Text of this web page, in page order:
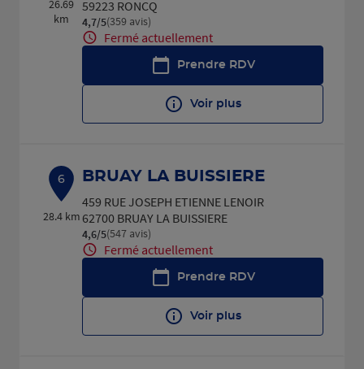
26.69
km
59223 RONCQ
4,7/5Note de 4.7 sur 5
(359 avis)
Fermé actuellement
Prendre RDV
Voir plus
6
28.4 km
BRUAY LA BUISSIERE
459 RUE JOSEPH ETIENNE LENOIR
62700 BRUAY LA BUISSIERE
4,6/5Note de 4.6 sur 5
(547 avis)
Fermé actuellement
Prendre RDV
Voir plus